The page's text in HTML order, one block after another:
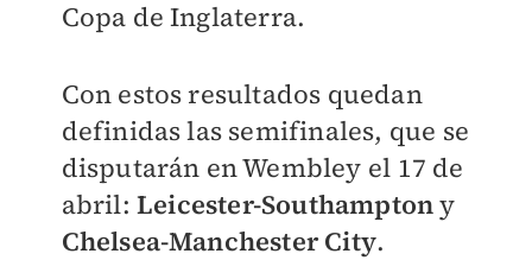
Copa de Inglaterra.
Con estos resultados quedan
definidas las semifinales, que se
disputarán en Wembley el 17 de
abril: Leicester-Southamptony
Chelsea-Manchester City.